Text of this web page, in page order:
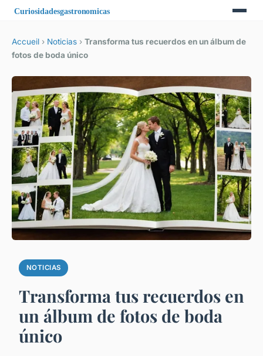
Accueil › Noticias › Transforma tus recuerdos en un álbum de
fotos de boda único
NOTICIAS
Transforma tus recuerdos en
un álbum de fotos de boda
único